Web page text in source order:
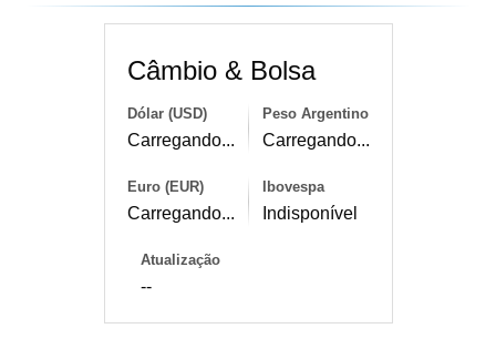
Câmbio & Bolsa
Dólar (USD)
Carregando...
Peso Argentino
Carregando...
Euro (EUR)
Carregando...
Ibovespa
Indisponível
Atualização
--